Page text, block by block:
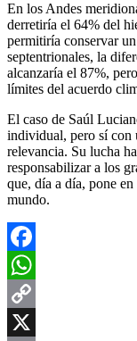
En los Andes
derretiría el 64% del
permitiría conservar
septentrionales, la
alcanzaría el 87%,
límites del acuerdo
El caso de Saúl
individual, pero sí con
relevancia. Su lucha
responsabilizar a los
que, día a día, pone
mundo.
Facebook
WhatsApp
Copy